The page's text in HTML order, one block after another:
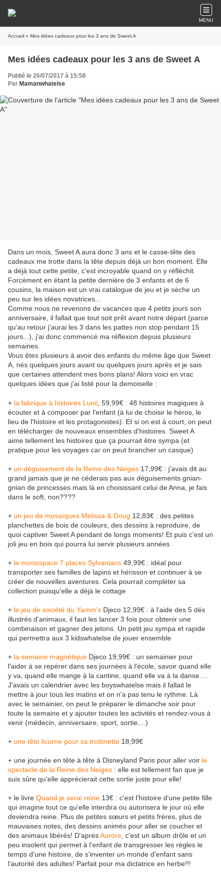
MENU
Accueil » Mes idées cadeaux pour les 3 ans de Sweet A
Mes idées cadeaux pour les 3 ans de Sweet A
Publié le 26/07/2017 à 15:58
Par Mamanwhatelse
Dans un mois, Sweet A aura donc 3 ans et le casse-tête des
cadeaux me trotte dans la tête depuis déjà un bon moment. Elle
a déjà tout cette petite, c'est incroyable quand on y réfléchit.
Forcément en étant la petite dernière de 3 enfants et de 6
cousins, la maison est un vrai catalogue de jeu et je sèche un
peu sur les idées novatrices...
Comme nous ne revenons de vacances que 4 petits jours son
anniversaire, il fallait que tout soit prêt avant notre départ (parce
qu'au retour j'aurai les 3 dans les pattes non stop pendant 15
jours...), j'ai donc commencé ma réflexion depuis plusieurs
semaines.
Vous êtes plusieurs à avoir des enfants du même âge que Sweet
A, nés quelques jours avant ou quelques jours après et je sais
que certaines attendent mes bons plans! Alors voici en vrac
quelques idées que j'ai listé pour la demoiselle :
+ la fabrique à histoires Lunii , 59,99€ : 48 histoires magiques à
écouter et à composer par l'enfant (à lui de choisir le héros, le
lieu de l'histoire et les protagonistes). Et si on est à court, on peut
en télécharger de nouveaux ensembles d'histoires. Sweet A
aime tellement les histoires que ça pourrait être sympa (et
pratique pour les voyages car on peut brancher un casque)
+ un déguisement de la Reine des Neiges 17,99€ : j'avais dit au
grand jamais que je ne céderais pas aux déguisements gnian-
gnian de princesses mais là en choisissant celui de Anna, je fais
dans le soft, non????
+ un jeu de mosaïques Melissa & Doug 12,83€ : des petites
planchettes de bois de couleurs, des dessins à reproduire, de
quoi captiver Sweet A pendant de longs moments! Et puis c'est un
joli jeu en bois qui pourra lui servir plusieurs années
+ le monospace 7 places Sylvanians 49,99€ : idéal pour
transporter ses familles de lapins et hérisson et continuer à se
créer de nouvelles aventures. Cela pourrait compléter sa
collection puisqu'elle a déjà le cottage
+ le jeu de société du Yamm's Djeco 12,99€ : à l'aide des 5 dés
illustrés d'animaux, il faut les lancer 3 fois pour obtenir une
combinaison et gagner des jetons. Un petit jeu sympa et rapide
qui permettra aux 3 kidswhatelse de jouer ensemble
+ la semaine magnétique Djeco 19,99€ : un semainier pour
l'aider à se repérer dans ses journées à l'école, savoir quand elle
y va, quand elle mange à la cantine, quand elle va à la danse....
J'avais un calendrier avec les boyswhatelse mais il fallait le
mettre à jour tous les matins et on n'a pas tenu le rythme. Là
avec le semainier, on peut le préparer le dimanche soir pour
toute la semaine et y ajouter toutes les activités et rendez-vous à
venir (médecin, anniversaire, sport, sortie....)
+ une tête licorne pour sa trottinette 18,99€
+ une journée en tête à tête à Disneyland Paris pour aller voir le
spectacle de la Reine des Neiges : elle est tellement fan que je
suis sûre qu'elle apprécierait cette sortie juste pour elle!
+ le livre Quand je serai reine 13€ : c'est l'histoire d'une petite fille
qui imagine tout ce qu'elle interdira ou autorisera le jour où elle
deviendra reine. Plus de petites sœurs et petits frères, plus de
mauvaises notes, des dessins animés pour aller se coucher et
des animaux libérés! D'aprèsAurore , c'est un album drôle et un
peu insolent qui permet à l'enfant de transgresser les règles le
temps d'une histoire, de s'inventer un monde d'enfant sans
l'autorité des adultes! Parfait pour ma dictatrice en herbe!!!